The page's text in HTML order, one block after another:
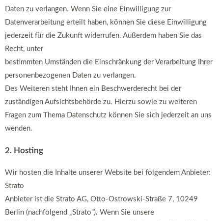
Daten zu verlangen. Wenn Sie eine Einwilligung zur
Datenverarbeitung erteilt haben, können Sie diese Einwilligung
jederzeit für die Zukunft widerrufen. Außerdem haben Sie das
Recht, unter
bestimmten Umständen die Einschränkung der Verarbeitung Ihrer
personenbezogenen Daten zu verlangen.
Des Weiteren steht Ihnen ein Beschwerderecht bei der
zuständigen Aufsichtsbehörde zu. Hierzu sowie zu weiteren
Fragen zum Thema Datenschutz können Sie sich jederzeit an uns
wenden.
2. Hosting
Wir hosten die Inhalte unserer Website bei folgendem Anbieter:
Strato
Anbieter ist die Strato AG, Otto-Ostrowski-Straße 7, 10249
Berlin (nachfolgend „Strato“). Wenn Sie unsere